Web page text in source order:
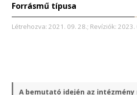
Forrásmű típusa
Létrehozva: 2021. 09. 28.; Revíziók: 2023.
A bemutató idején az intézmény